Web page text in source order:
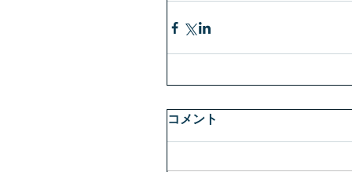
コメント